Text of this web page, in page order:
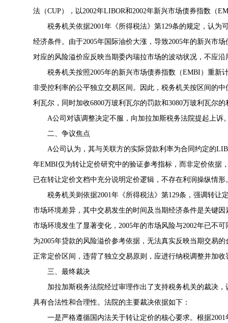
法（CUP），以2002年LIBOR和2002年新兴市场债券指数（
税务机关依据2001年《所得税法》第129条的规定，认
经济条件。由于2005年国际油价大涨，导致2005年的新兴市
对应的风险溢价应反映当期委内瑞拉市场的波动状况，不应沿
税务机关按照2005年的新兴市场债券指数（EMBI）重新
非受控利率的公平独立交易区间。因此，税务机关按区间的
利瓦尔，同时加收6800万玻利瓦尔的罚款和3080万玻利瓦尔的
A公司对该调整决定不服，向加拉加斯税务法院提起上诉
二、争议焦点
A公司认为，其与关联方的实际贷款利率为合同约定的
年EMBI仅为转让定价研究中的验证参考指标，而非定价依据
已在转让定价文档中充分说明定价逻辑，不存在利润操纵情形
税务机关则依据2001年《所得税法》第129条，强调转
市场环境差异，其中交易发生的时间及当期经济条件是关键
市场环境发生了显著变化，2005年的市场风险与2002年已不
为2005年贷款的风险溢价参考依据，无法真实反映当期交易
正常定价区间，违背了独立交易原则，应进行纳税调整并加收
三、最终裁决
加拉加斯税务法院经过审理作出了支持税务机关的裁决
具有合法性和合理性。法院的主要裁决依据如下：
一是严格遵循国内法关于转让定价的核心要求。根据